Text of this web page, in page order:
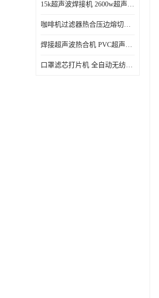
15k超声波焊接机 2600w超声波焊接机 联宇制造
咖啡机过滤器热合压边熔切机 超声波无纺布喷胶棉热合机
焊接超声波热合机 PVC超声波焊接机 无纺布超声波设备
口罩滤芯打片机 全自动无纺布压花压标设备 多层料复合机